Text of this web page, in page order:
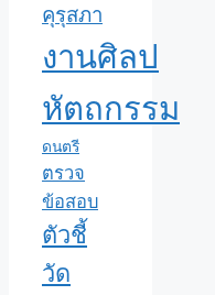
คุรุสภา
งานศิลป
หัตถกรรม
ดนตรี
ตรวจ
ข้อสอบ
ตัวชี้
วัด